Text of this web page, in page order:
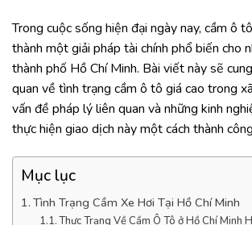
Trong cuộc sống hiện đại ngày nay, cầm ô
thành một giải pháp tài chính phổ biến cho
thành phố Hồ Chí Minh. Bài viết này sẽ
quan về tình trạng cầm ô tô giá cao trong
vấn đề pháp lý liên quan và những kinh
thực hiện giao dịch này một cách thành
Mục lục
Tình Trạng Cầm Xe Hơi Tại Hồ Chí Minh
Thực Trạng Về Cầm Ô Tô ở Hồ Chí Minh